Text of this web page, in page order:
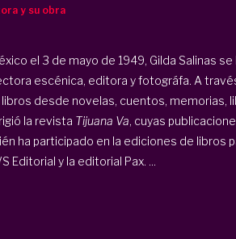
y su obra
el 3 de mayo de 1949, Gilda Salinas
escénica, editora y fotográfa. A
desde novelas, cuentos, memorias,
la revista Tijuana Va, cuyas
ha participado en la ediciones de libros
Editorial y la editorial Pax. ...